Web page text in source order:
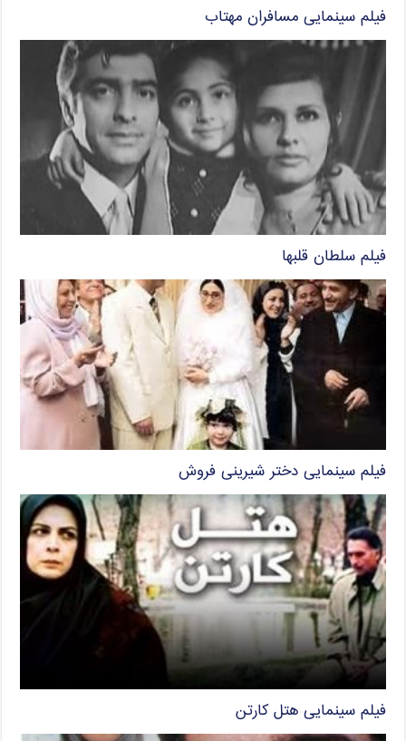
فیلم سینمایی مسافران مهتاب
فیلم سلطان قلبها
فیلم سینمایی دختر شیرینی فروش
فیلم سینمایی هتل کارتن